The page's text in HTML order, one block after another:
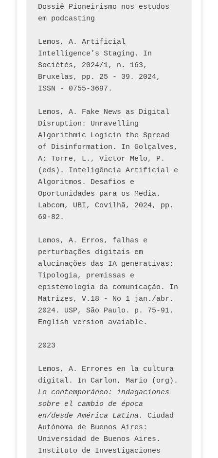
Dossiê Pioneirismo nos estudos
em podcasting
Lemos, A. Artificial
Intelligence’s Staging. In
Sociétés, 2024/1, n. 163,
Bruxelas, pp. 25 - 39. 2024,
ISSN - 0755-3697.
Lemos, A. Fake News as Digital
Disruption: Unravelling
Algorithmic Logicin the Spread
of Disinformation. In Golçalves,
A; Torre, L., Victor Melo, P.
(eds). Inteligência Artificial e
Algoritmos. Desafios e
Oportunidades para os Media.
Labcom, UBI, Covilhã, 2024, pp.
69-82.
Lemos, A. Erros, falhas e
perturbações digitais em
alucinações das IA generativas:
Tipologia, premissas e
epistemologia da comunicação. In
Matrizes, V.18 - No 1 jan./abr.
2024. USP, São Paulo. p. 75-91.
English version avaiable.
2023
Lemos, A. Errores en la cultura
Lo contemporáneo: indagaciones
sobre el cambio de época
en/desde América Latina.
Ciudad
Autónoma de Buenos Aires:
Universidad de Buenos Aires.
Instituto de Investigaciones